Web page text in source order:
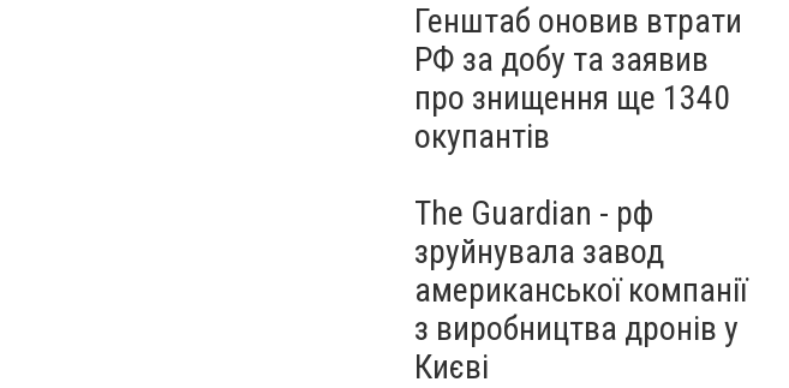
Генштаб оновив втрати
РФ за добу та заявив
про знищення ще 1340
окупантів
The Guardian - рф
зруйнувала завод
американської компанії
з виробництва дронів у
Києві